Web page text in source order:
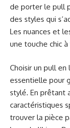
de porter le pull
des styles qui
Les nuances et
une touche chic
Choisir un pull
essentielle pour
stylé. En prêtant
caractéristiques
trouver la pièce